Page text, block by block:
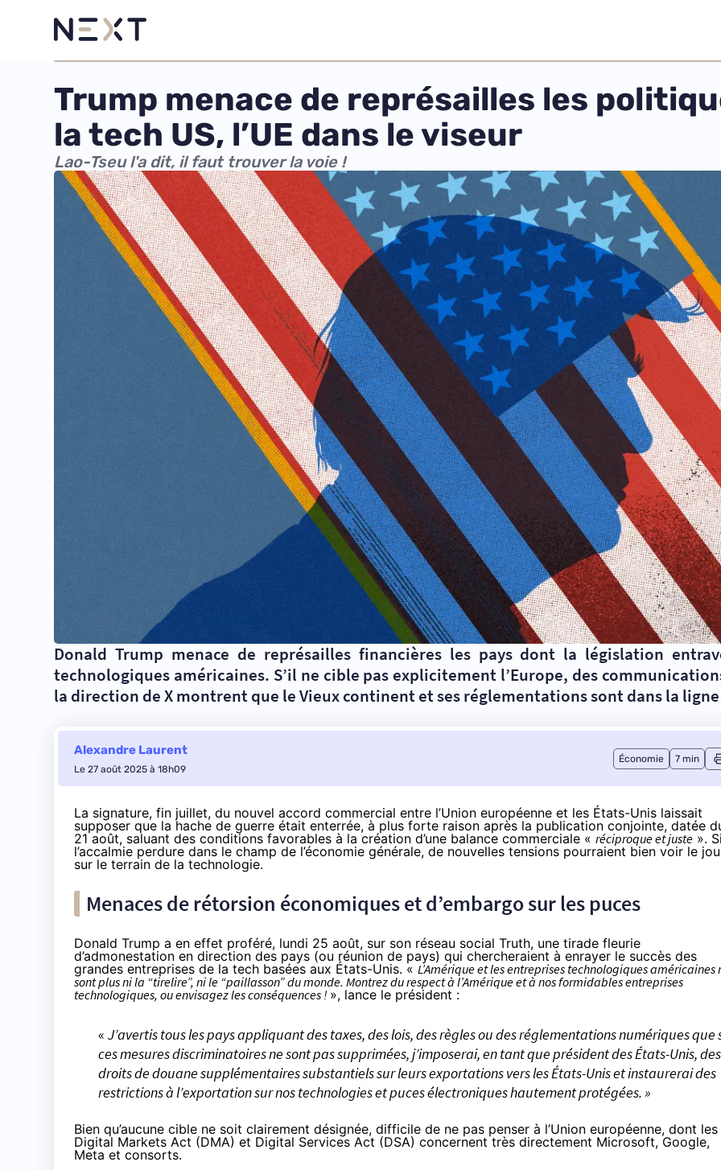
Trump menace de représailles les
la tech US, l’UE dans le viseur
Lao-Tseu l'a dit, il faut trouver la voie !
Donald Trump menace de représailles financières les pays dont la législation
technologiques américaines. S’il ne cible pas explicitement l’Europe, des
la direction de X montrent que le Vieux continent et ses réglementations sont dans la
Alexandre Laurent
Le 27 août 2025 à 18h09
Économie 7 min
La signature, fin juillet, du nouvel accord commercial entre l’Union européenne et les États-Unis laissait
supposer que la hache de guerre était enterrée, à plus forte raison après la publication conjointe, datée
21 août, saluant des conditions favorables à la création d’une balance commerciale « réciproque et juste ».
l’accalmie perdure dans le champ de l’économie générale, de nouvelles tensions pourraient bien voir le
sur le terrain de la technologie.
Menaces de rétorsion économiques et d’embargo sur les puces
Donald Trump a en effet proféré, lundi 25 août, sur son réseau social Truth, une tirade fleurie
d’admonestation en direction des pays (ou réunion de pays) qui chercheraient à enrayer le succès des
grandes entreprises de la tech basées aux États-Unis. « L’Amérique et les entreprises technologiques américaines
sont plus ni la “tirelire”, ni le “paillasson” du monde. Montrez du respect à l’Amérique et à nos formidables entreprises
technologiques, ou envisagez les conséquences ! », lance le président :
« J’avertis tous les pays appliquant des taxes, des lois, des règles ou des réglementations numériques que
ces mesures discriminatoires ne sont pas supprimées, j’imposerai, en tant que président des États-Unis, des
droits de douane supplémentaires substantiels sur leurs exportations vers les États-Unis et instaurerai des
restrictions à l’exportation sur nos technologies et puces électroniques hautement protégées. »
Bien qu’aucune cible ne soit clairement désignée, difficile de ne pas penser à l’Union européenne, dont les
Digital Markets Act (DMA) et Digital Services Act (DSA) concernent très directement Microsoft, Google,
Meta et consorts.